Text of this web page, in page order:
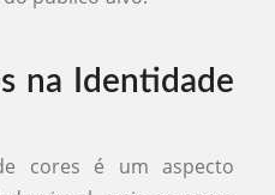
na Identidade
cores é um aspecto